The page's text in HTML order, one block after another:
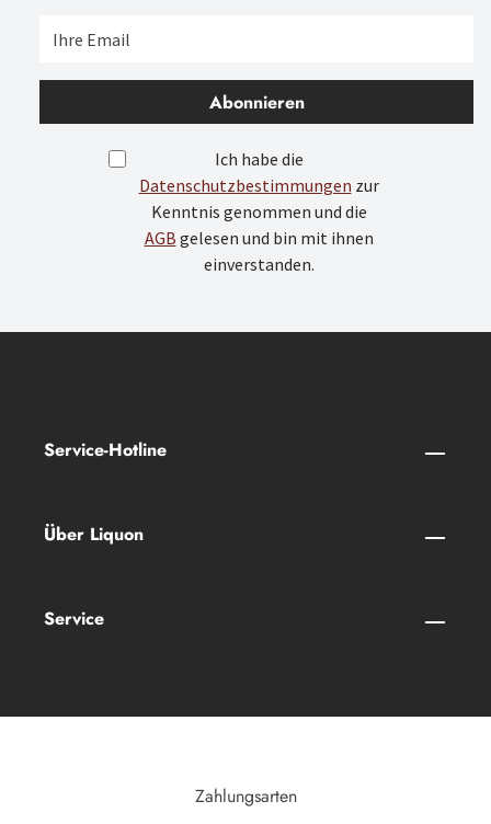
Abonnieren
Ich habe die
Datenschutzbestimmungen zur
Kenntnis genommen und die
AGB gelesen und bin mit ihnen
einverstanden.
Service-Hotline
Über Liquon
Service
Zahlungsarten